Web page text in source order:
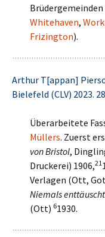
Whitehaven,
Frizington).
Arthur T[appan]
Bielefeld (CLV) 2023.
Überarbeitete
Müllers. Zuerst
von Bristol,
Druckerei) 1906,21
Verlagen (Ott,
Niemals enttäuscht
(Ott) 61930.